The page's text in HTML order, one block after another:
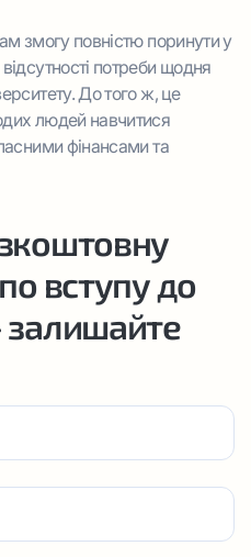
змогу повністю поринути у
потреби щодня
До того ж, це
людей навчитися
фінансами та
вступу до